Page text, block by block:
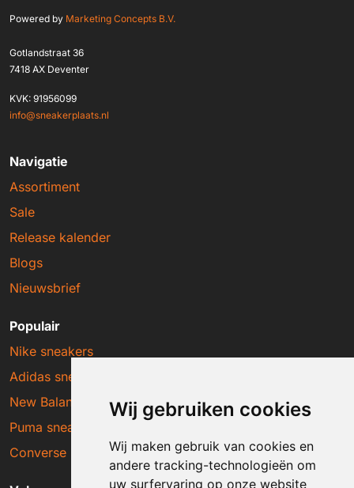
Wij gebruiken cookies
Wij maken gebruik van cookies en
andere tracking-technologieën om
uw surfervaring op onze website
Powered by Marketing Concepts B.V.
Gotlandstraat 36
7418 AX Deventer
KVK: 91956099
info@sneakerplaats.nl
Navigatie
Assortiment
Sale
Release kalender
Blogs
Nieuwsbrief
Populair
Nike sneakers
Adidas sneakers
New Balance sneakers
Puma sneakers
Converse sneakers